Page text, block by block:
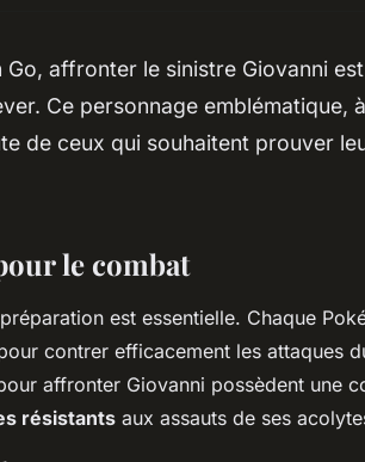
Go, affronter le sinistre Giovanni
Ce personnage emblématique,
de ceux qui souhaitent prouver
le combat
est essentielle. Chaque
contrer efficacement les attaques
affronter Giovanni possèdent une
résistants aux assauts de ses